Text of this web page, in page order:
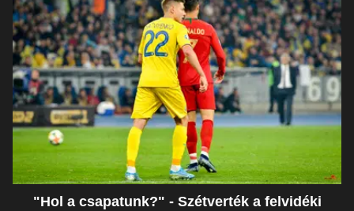
"Hol a csapatunk?" - Szétverték a felvidéki